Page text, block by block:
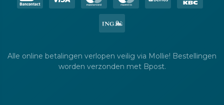
Alle online betalingen verlopen veilig via Mollie! Bestellingen
worden verzonden met Bpost.